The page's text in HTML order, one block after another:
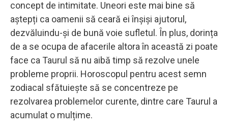
concept de intimitate. Uneori este mai bine să
aștepți ca oamenii să ceară ei înșiși ajutorul,
dezvăluindu-și de bună voie sufletul. În plus, dorința
de a se ocupa de afacerile altora în această zi poate
face ca Taurul să nu aibă timp să rezolve unele
probleme proprii. Horoscopul pentru acest semn
zodiacal sfătuiește să se concentreze pe
rezolvarea problemelor curente, dintre care Taurul a
acumulat o mulțime.